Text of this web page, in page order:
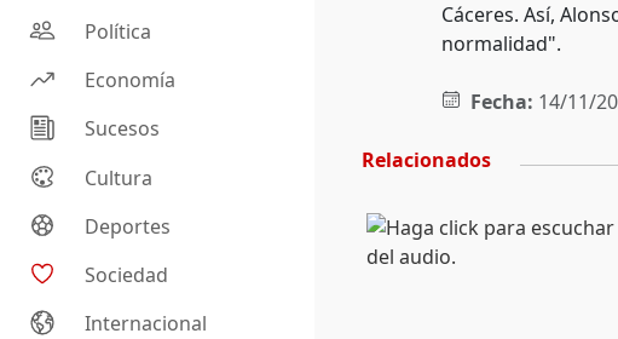
Política
Economía
Sucesos
Cultura
Deportes
Sociedad
Internacional
Cáceres. Así,
normalidad".
Fecha: 14/11/
Relacionados